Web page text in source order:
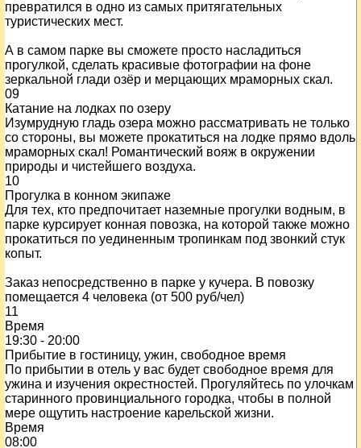
превратился в одно из самых притягательных
туристических мест.
А в самом парке вы сможете просто насладиться
прогулкой, сделать красивые фотографии на фоне
зеркальной глади озёр и мерцающих мраморных скал.
09
Катание на лодках по озеру
Изумрудную гладь озера можно рассматривать не только
со стороны, вы можете прокатиться на лодке прямо вдоль
мраморных скал! Романтический вояж в окружении
природы и чистейшего воздуха.
10
Прогулка в конном экипаже
Для тех, кто предпочитает наземные прогулки водным, в
парке курсирует конная повозка, на которой также можно
прокатиться по уединенным тропинкам под звонкий стук
копыт.
Заказ непосредственно в парке у кучера. В повозку
помещается 4 человека (от 500 руб/чел)
11
Время
19:30 - 20:00
Прибытие в гостиницу, ужин, свободное время
По прибытии в отель у вас будет свободное время для
ужина и изучения окрестностей. Прогуляйтесь по улочкам
старинного провинциального городка, чтобы в полной
мере ощутить настроение карельской жизни.
Время
08:00